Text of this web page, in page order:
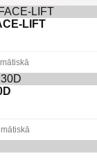
parkošanās
LIFT